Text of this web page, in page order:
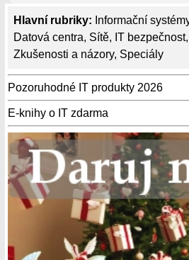
Hlavní rubriky: Informační
Datová centra, Sítě, IT bezpečnost,
Zkušenosti a názory, Speciály
Pozoruhodné IT produkty 2026
E-knihy o IT zdarma